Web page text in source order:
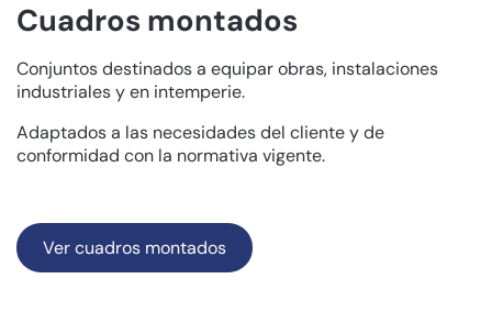
Cuadros montados
Conjuntos destinados a equipar obras, instalaciones
industriales y en intemperie.
Adaptados a las necesidades del cliente y de
conformidad con la normativa vigente.
Ver cuadros montados